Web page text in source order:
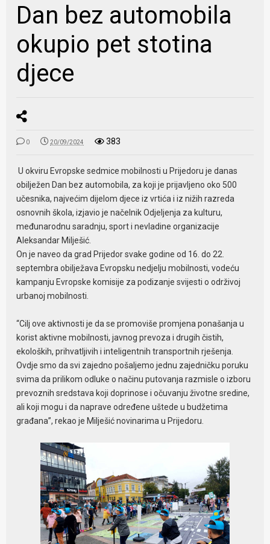
Dan bez automobila
okupio pet stotina
djece
0 20/09/2024 383
U okviru Evropske sedmice mobilnosti u Prijedoru je danas
obilježen Dan bez automobila, za koji je prijavljeno oko 500
učesnika, najvećim dijelom djece iz vrtića i iz nižih razreda
osnovnih škola, izjavio je načelnik Odjeljenja za kulturu,
međunarodnu saradnju, sport i nevladine organizacije
Aleksandar Milješić.
On je naveo da grad Prijedor svake godine od 16. do 22.
septembra obilježava Evropsku nedjelju mobilnosti, vodeću
kampanju Evropske komisije za podizanje svijesti o održivoj
urbanoj mobilnosti.
“Cilj ove aktivnosti je da se promoviše promjena ponašanja u
korist aktivne mobilnosti, javnog prevoza i drugih čistih,
ekoloških, prihvatljivih i inteligentnih transportnih rješenja.
Ovdje smo da svi zajedno pošaljemo jednu zajedničku poruku
svima da prilikom odluke o načinu putovanja razmisle o izboru
prevoznih sredstava koji doprinose i očuvanju životne sredine,
ali koji mogu i da naprave određene uštede u budžetima
građana”, rekao je Milješić novinarima u Prijedoru.